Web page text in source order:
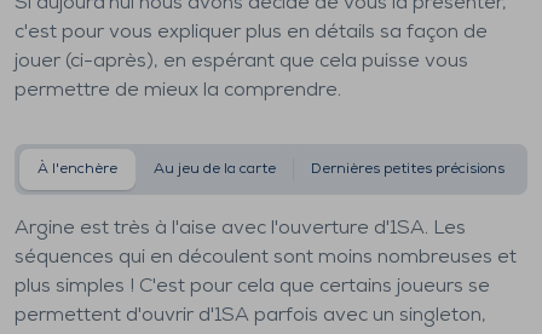
c'est pour vous expliquer plus en détails sa façon de
jouer (ci-après), en espérant que cela puisse vous
permettre de mieux la comprendre.
À l'enchère Au jeu de la carte Dernières petites précisions
Argine est très à l'aise avec l'ouverture d'1SA. Les
séquences qui en découlent sont moins nombreuses et
plus simples ! C'est pour cela que certains joueurs se
permettent d'ouvrir d'1SA parfois avec un singleton,